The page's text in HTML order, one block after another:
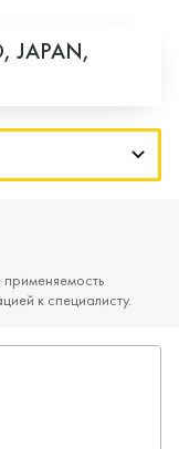
JAPAN,
к специалисту.